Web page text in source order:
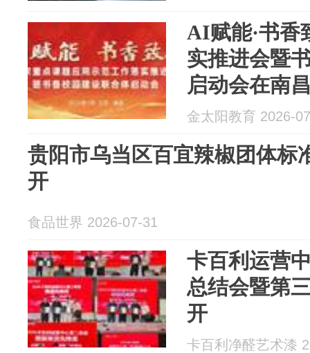
AI赋能·书香
实推进会暨
启动会在南
金太阳教育 2026-
贵阳市乌当区百宜辣椒团体标
开
食品世界 2026-07-31
卡百利运营
总结会暨第
开
卡百利净醛艺术漆